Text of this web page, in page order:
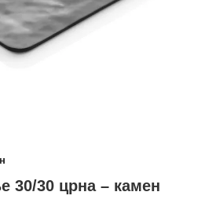
30/30 црна – камен